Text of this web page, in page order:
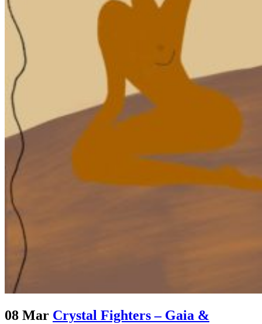
08 Mar Crystal Fighters – Gaia &